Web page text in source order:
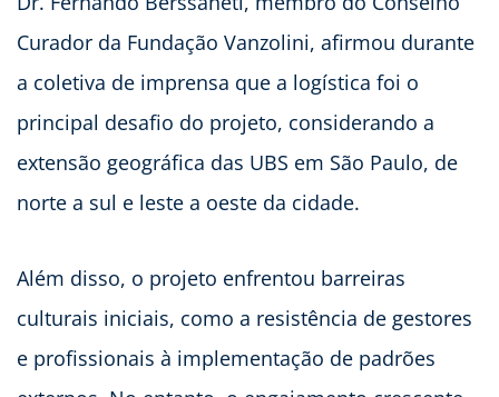
Curador da Fundação Vanzolini, afirmou durante
a coletiva de imprensa que a logística foi o
principal desafio do projeto, considerando a
extensão geográfica das UBS em São Paulo, de
norte a sul e leste a oeste da cidade.
Além disso, o projeto enfrentou barreiras
culturais iniciais, como a resistência de gestores
e profissionais à implementação de padrões